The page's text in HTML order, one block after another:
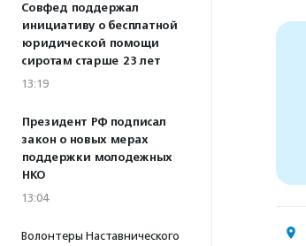
Совфед поддержал
инициативу о бесплатной
юридической помощи
сиротам старше 23 лет
13:19
Президент РФ подписал
закон о новых мерах
поддержки молодежных
НКО
13:04
Волонтеры Наставнического